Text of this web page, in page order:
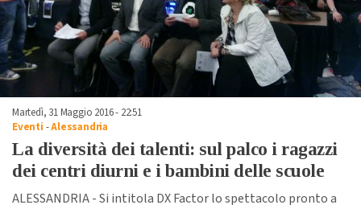
Martedì, 31 Maggio 2016 - 22:51
Eventi -Alessandria
La diversità dei talenti: sul palco i ragazzi
dei centri diurni e i bambini delle scuole
ALESSANDRIA - Si intitola DX Factor lo spettacolo pronto a